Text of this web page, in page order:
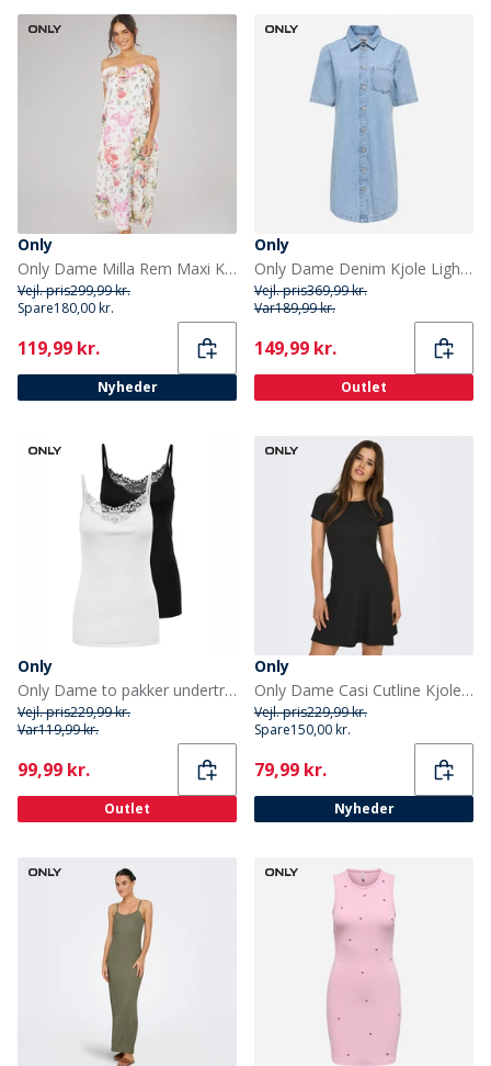
Only
Only Dame Milla Rem Maxi Kjole Cloud Dancer
Vejl. pris299,99 kr.
Spare180,00 kr.
Current
119,99 kr.
Nyheder
Only
Only Dame Denim Kjole Light Blue Denim
Vejl. pris369,99 kr.
Var189,99 kr.
Current
149,99 kr.
Outlet
Only
Only Dame to pakker undertrøjer /Hvid Sort
Vejl. pris229,99 kr.
Var119,99 kr.
Current
99,99 kr.
Outlet
Only
Only Dame Casi Cutline Kjole Sort
Vejl. pris229,99 kr.
Spare150,00 kr.
Current
79,99 kr.
Nyheder